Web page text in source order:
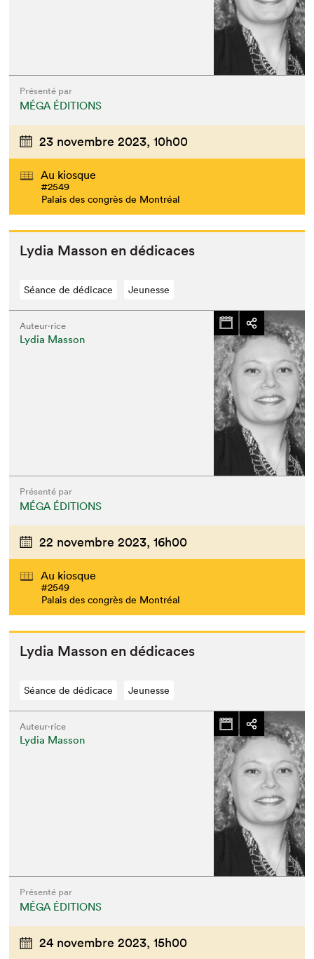
Que cherchez-vous?
Présenté par
MÉGA ÉDITIONS
23 novembre 2023, 10h00
Au kiosque
#2549
Palais des congrès de Montréal
Lydia Mas­son en dédicaces
Séance de dédicace Jeunesse
Auteur·rice
Lydia Masson
Présenté par
MÉGA ÉDITIONS
22 novembre 2023, 16h00
Au kiosque
#2549
Palais des congrès de Montréal
Lydia Mas­son en dédicaces
Séance de dédicace Jeunesse
Auteur·rice
Lydia Masson
Présenté par
MÉGA ÉDITIONS
24 novembre 2023, 15h00